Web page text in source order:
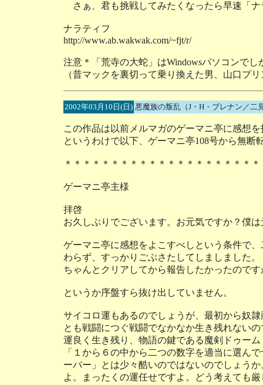
さぁ、君も挑戦してみたくなったら早速「
ナラティフ
http://www.ab.wakwak.com/~fjt/r/
注意＊「荒寺の大蛇」はWindowsパソコンで
（昔マックを裏切って乗り換えた男、山口プリ
2002年03月10日(日) 悪魔族の叛乱（J・H・ブレナン／二
この作品は以前メルマガのゲーマニ亭に感想
というわけで以下、ゲーマニ亭108号から無断
＊＊＊＊＊＊＊＊＊＊＊＊＊＊＊＊＊＊＊＊
ゲーマニ亭主様
拝啓
お久しぶりでございます。お元気ですか？僕
ゲーマニ亭に感想をよこすべしという条件で
わらず、すっかりごぶさたしてしましました。
ちゃんとクリアしてから報告したかったので
というか序盤すら抜け出していません。
サイコロ運もあるのでしょうが、最初から奴
とも戦闘につぐ戦闘でなかなか生き残れないの
運良く生き残り、物語の鍵である魔剣ドゥー
「１から６の中から二つの数字を適当に選ん
ーバー」とは少々酷いのではないのでしょう
よ。まったくの運任せですよ。どう考えても